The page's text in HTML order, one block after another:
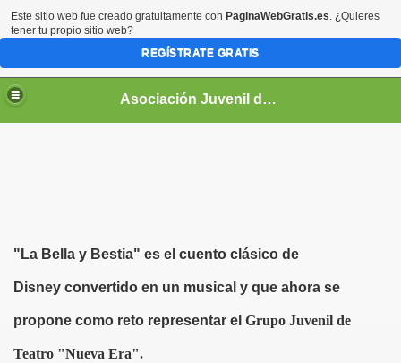
Asociación Juvenil de Teatro "Nueva Era"
"La Bella y Bestia" es el cuento clásico de
Disney convertido en un musical y que ahora se
propone como reto representar el Grupo Juvenil de
Teatro "Nueva Era".
Este sitio web fue creado gratuitamente con PaginaWebGratis.es. ¿Quieres
tener tu propio sitio web?
REGÍSTRATE GRATIS